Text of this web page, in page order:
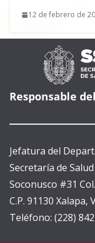
12 de febrero de
Responsable
Jefatura del
Secretaría de
Soconusco #31
C.P. 91130 Xalapa,
Teléfono: (228)